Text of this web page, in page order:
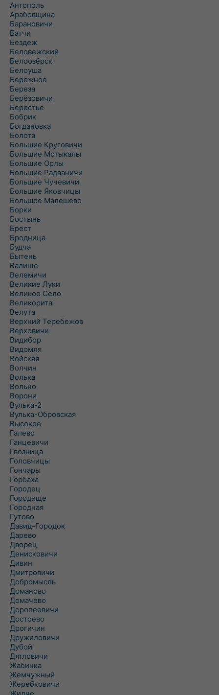
Антополь
Арабовщина
Барановичи
Батчи
Бездеж
Беловежский
Белоозёрск
Белоуша
Бережное
Береза
Берёзовичи
Берестье
Бобрик
Богдановка
Болота
Большие Круговичи
Большие Мотыкалы
Большие Орлы
Большие Радваничи
Большие Чучевичи
Большие Яковчицы
Большое Малешево
Борки
Бостынь
Брест
Бродница
Будча
Бытень
Валище
Велемичи
Великие Луки
Великое Село
Великорита
Велута
Верхний Теребежов
Верховичи
Видибор
Видомля
Войская
Волчин
Волька
Вольно
Ворони
Вулька-2
Вулька-Обровская
Высокое
Галево
Ганцевичи
Гвозница
Головчицы
Гончары
Горбаха
Городец
Городище
Городная
Гутово
Давид-Городок
Дарево
Дворец
Денисковичи
Дивин
Дмитровичи
Добромысль
Доманово
Домачево
Доропеевичи
Достоево
Дрогичин
Дружиловичи
Дубой
Дятловичи
Жабинка
Жемчужный
Жеребковичи